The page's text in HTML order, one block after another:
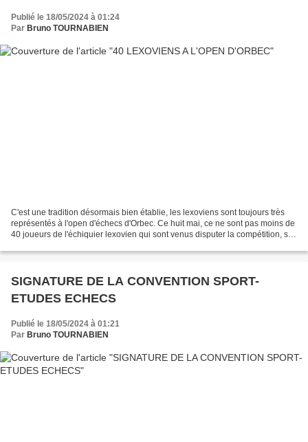
Publié le 18/05/2024 à 01:24
Par Bruno TOURNABIEN
C'est une tradition désormais bien établie, les lexoviens sont toujours très
représentés à l'open d'échecs d'Orbec. Ce huit mai, ce ne sont pas moins de
40 joueurs de l'échiquier lexovien qui sont venus disputer la compétition, sur
SIGNATURE DE LA CONVENTION SPORT-
ETUDES ECHECS
Publié le 18/05/2024 à 01:21
Par Bruno TOURNABIEN